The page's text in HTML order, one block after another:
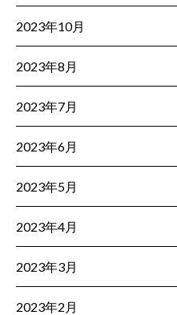
2023年10月
2023年8月
2023年7月
2023年6月
2023年5月
2023年4月
2023年3月
2023年2月